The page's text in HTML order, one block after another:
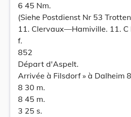
6 45 Nm.
(Siehe Postdienst Nr 53
11. Clervaux—Hamiville. 11. C
f.
852
Départ d'Aspelt.
Arrivée à Filsdorf » à Dalheim
8 30 m.
8 45 m.
3 25 s.